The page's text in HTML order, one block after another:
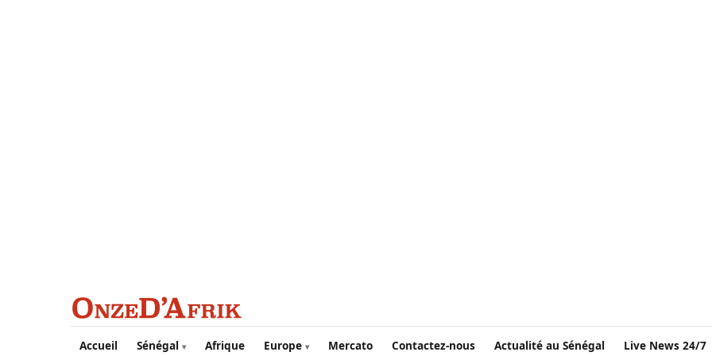
Aller au contenu principal
Accueil Sénégal Afrique Europe Mercato Contactez-nous Actualité au Sénégal Live News 24/7